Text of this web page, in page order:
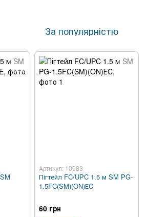
За популярністю
Артикул: 10983
Пігтейл FC/UPC 1.5 м SM PG-
1.5FC(SM)(ON)ЕC
60 грн